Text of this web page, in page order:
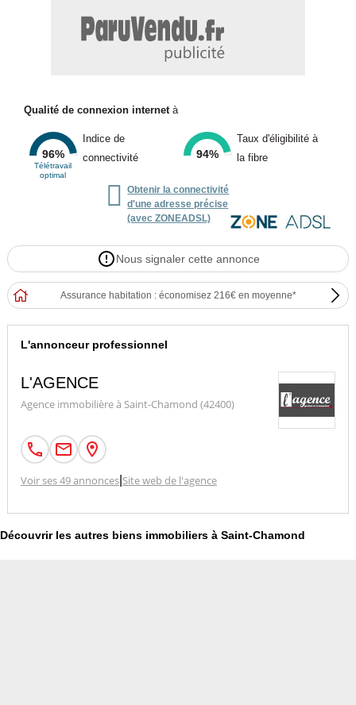
Qualité de connexion internetà
96%
Télétravail
optimal
Indice de
connectivité
94%
Taux d'éligibilité à
la fibre

Obtenir la connectivité
d'une adresse précise
(avec ZONEADSL)
Nous signaler cette annonce
Assurance habitation : économisez 216€ en moyenne*
L'annonceur professionnel
L'AGENCE
Agence immobilière à Saint-Chamond (42400)
Voir ses 49 annonces| Site web de l'agence
Découvrir les autres biens immobiliers à Saint-Chamond